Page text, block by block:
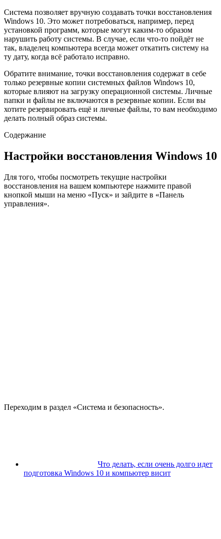
Система позволяет вручную создавать точки восстановления
Windows 10. Это может потребоваться, например, перед
установкой программ, которые могут каким-то образом
нарушить работу системы. В случае, если что-то пойдёт не
так, владелец компьютера всегда может откатить систему на
ту дату, когда всё работало исправно.
Обратите внимание, точки восстановления содержат в себе
только резервные копии системных файлов Windows 10,
которые влияют на загрузку операционной системы. Личные
папки и файлы не включаются в резервные копии. Если вы
хотите резервировать ещё и личные файлы, то вам необходимо
делать полный образ системы.
Содержание
Настройки восстановления Windows 10
Для того, чтобы посмотреть текущие настройки
восстановления на вашем компьютере нажмите правой
кнопкой мыши на меню «Пуск» и зайдите в «Панель
управления».
Переходим в раздел «Система и безопасность».
Что делать, если очень долго идет
подготовка Windows 10 и компьютер висит